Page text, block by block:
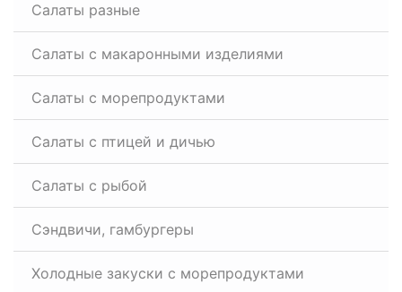
Салаты разные
Салаты с макаронными изделиями
Салаты с морепродуктами
Салаты с птицей и дичью
Салаты с рыбой
Сэндвичи, гамбургеры
Холодные закуски с морепродуктами